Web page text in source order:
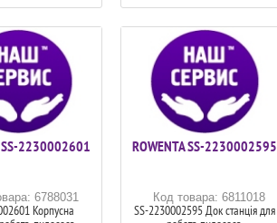
SS-2230002601
6788031
Корпусна
ROWENTA SS-2230002595
Код товара: 6811018
SS-2230002595 Док станція для